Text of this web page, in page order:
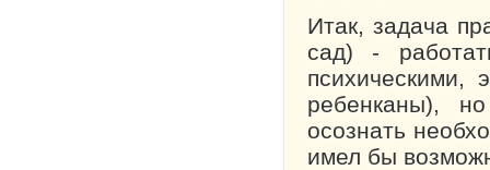
Итак, задача
сад) -
психическими,
ребенка­ны),
осознать
имел бы